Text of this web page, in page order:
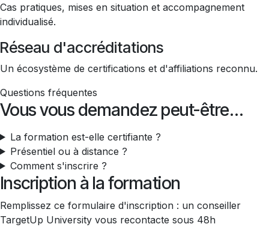
Cas pratiques, mises en situation et accompagnement
individualisé.
Réseau d'accréditations
Un écosystème de certifications et d'affiliations reconnu.
Questions fréquentes
Vous vous demandez peut-être…
La formation est-elle certifiante ?
Présentiel ou à distance ?
Comment s'inscrire ?
Inscription à la formation
Remplissez ce formulaire d'inscription : un conseiller
TargetUp University vous recontacte sous 48h